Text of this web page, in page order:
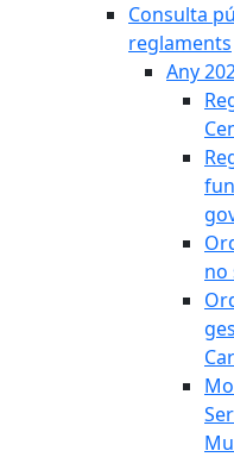
Consulta
reglaments
Any
no